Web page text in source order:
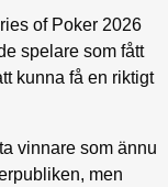
of Poker 2026
spelare som fått
kunna få en riktigt
vinnare som ännu
men